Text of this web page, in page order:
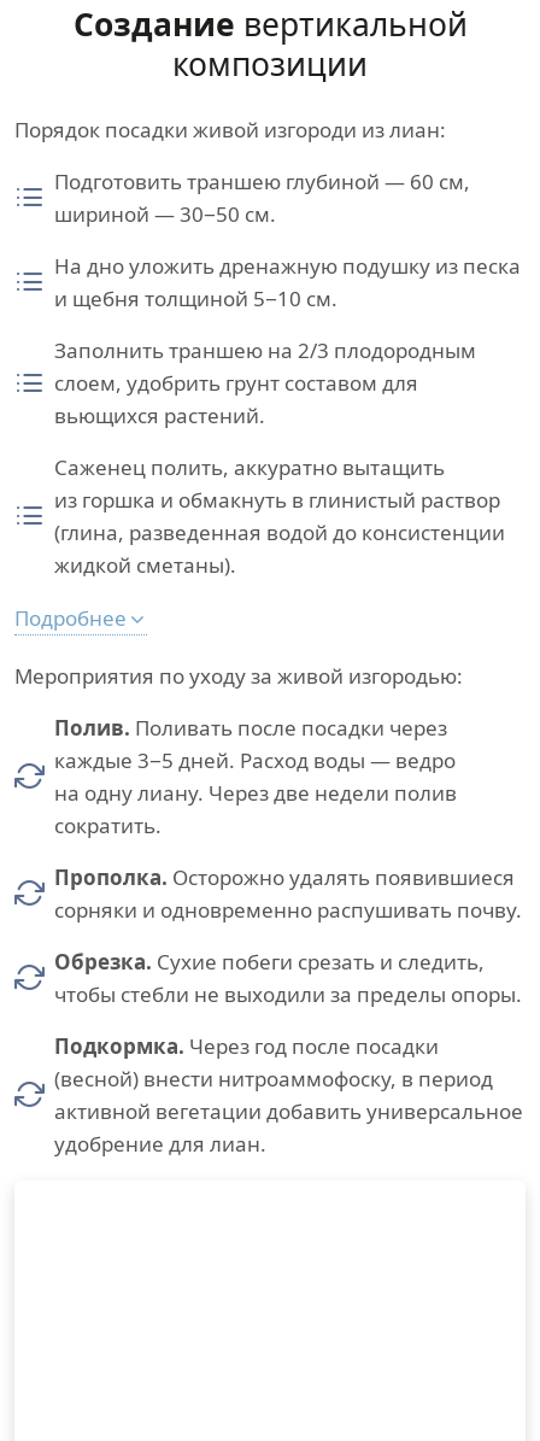
Создание вертикальной
композиции
Порядок посадки живой изгороди из лиан:
Подготовить траншею глубиной — 60 см,
шириной — 30−50 см.
На дно уложить дренажную подушку из песка
и щебня толщиной 5−10 см.
Заполнить траншею на 2/3 плодородным
слоем, удобрить грунт составом для
вьющихся растений.
Саженец полить, аккуратно вытащить
из горшка и обмакнуть в глинистый раствор
(глина, разведенная водой до консистенции
жидкой сметаны).
Подробнее
Мероприятия по уходу за живой изгородью:
Полив. Поливать после посадки через
каждые 3−5 дней. Расход воды — ведро
на одну лиану. Через две недели полив
сократить.
Прополка. Осторожно удалять появившиеся
сорняки и одновременно распушивать почву.
Обрезка. Сухие побеги срезать и следить,
чтобы стебли не выходили за пределы опоры.
Подкормка. Через год после посадки
(весной) внести нитроаммофоску, в период
активной вегетации добавить универсальное
удобрение для лиан.